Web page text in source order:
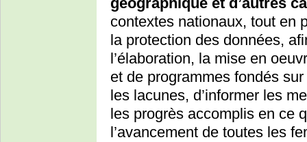
contextes nationaux, tout en
la protection des données,
l’élaboration, la mise en
et de programmes fondés
les lacunes, d’informer les
les progrès accomplis en ce
l’avancement de toutes les